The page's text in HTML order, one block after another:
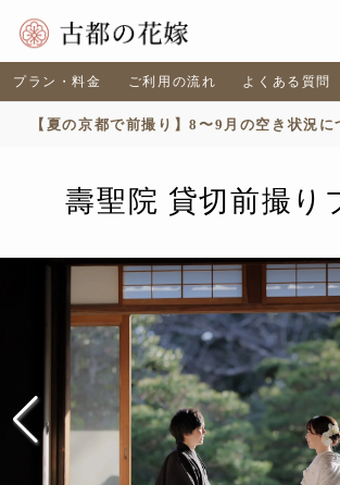
プラン・料金 ご利用の流れ よくある質問
【夏の京都で前撮り】8〜9月の空き状況に
壽聖院 貸切前撮り